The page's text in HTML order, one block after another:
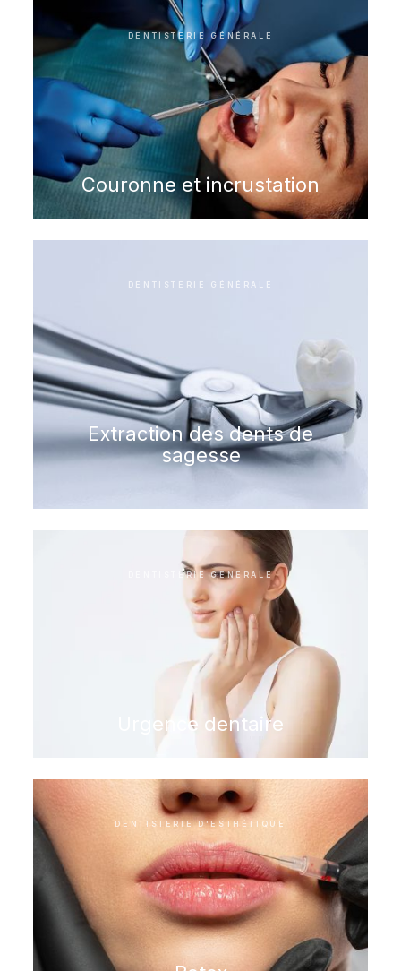
DENTISTERIE GÉNÉRALE
Couronne et incrustation
DENTISTERIE GÉNÉRALE
Extraction des dents de
sagesse
DENTISTERIE GÉNÉRALE
Urgence dentaire
DENTISTERIE D'ESTHÉTIQUE